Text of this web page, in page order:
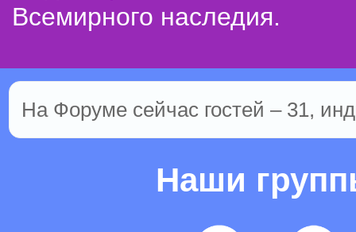
Всемирного наследия.
На Форуме сейчас гостей – 31,
Наши